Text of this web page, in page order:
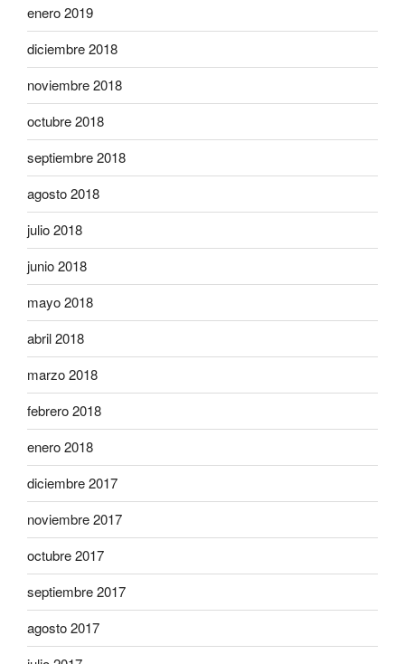
enero 2019
diciembre 2018
noviembre 2018
octubre 2018
septiembre 2018
agosto 2018
julio 2018
junio 2018
mayo 2018
abril 2018
marzo 2018
febrero 2018
enero 2018
diciembre 2017
noviembre 2017
octubre 2017
septiembre 2017
agosto 2017